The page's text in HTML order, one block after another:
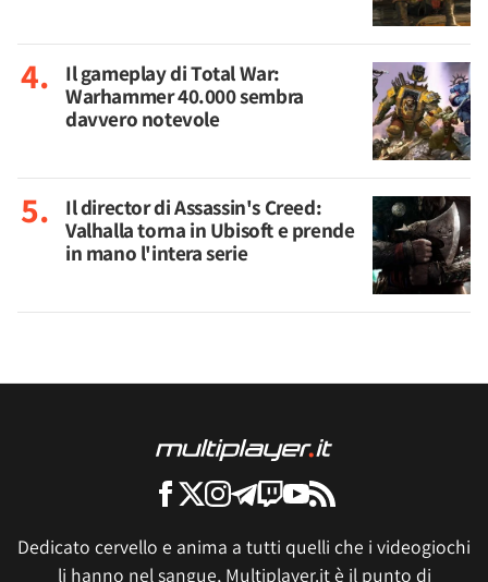
Il gameplay di Total War:
Warhammer 40.000 sembra
davvero notevole
Il director di Assassin's Creed:
Valhalla torna in Ubisoft e prende
in mano l'intera serie
Dedicato cervello e anima a tutti quelli che i videogiochi
li hanno nel sangue, Multiplayer.it è il punto di